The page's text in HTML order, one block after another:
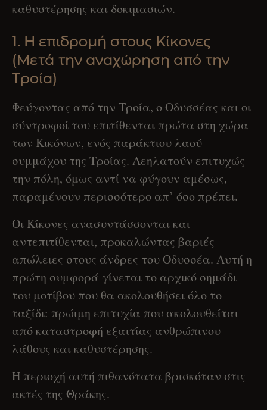
καθυστέρησης και δοκιμασιών.
1. Η επιδρομή στους Κίκονες
(Μετά την αναχώρηση από την
Τροία)
Φεύγοντας από την Τροία, ο Οδυσσέας και οι
σύντροφοί του επιτίθενται πρώτα στη χώρα
των Κικόνων, ενός παράκτιου λαού
συμμάχου της Τροίας. Λεηλατούν επιτυχώς
την πόλη, όμως αντί να φύγουν αμέσως,
παραμένουν περισσότερο απ’ όσο πρέπει.
Οι Κίκονες ανασυντάσσονται και
αντεπιτίθενται, προκαλώντας βαριές
απώλειες στους άνδρες του Οδυσσέα. Αυτή η
πρώτη συμφορά γίνεται το αρχικό σημάδι
του μοτίβου που θα ακολουθήσει όλο το
ταξίδι: πρώιμη επιτυχία που ακολουθείται
από καταστροφή εξαιτίας ανθρώπινου
λάθους και καθυστέρησης.
Η περιοχή αυτή πιθανότατα βρισκόταν στις
ακτές της Θράκης.